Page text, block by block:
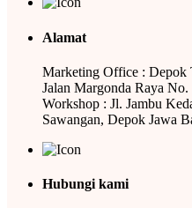
Alamat
Marketing Office : Depok
Jalan Margonda Raya
Workshop : Jl. Jambu
Sawangan, Depok Jawa
Hubungi kami